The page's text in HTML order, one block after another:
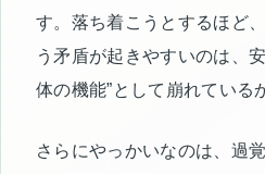
す。落ち着こうとするほど
う矛盾が起きやすいのは、
体の機能”として崩れている
さらにやっかいなのは、過